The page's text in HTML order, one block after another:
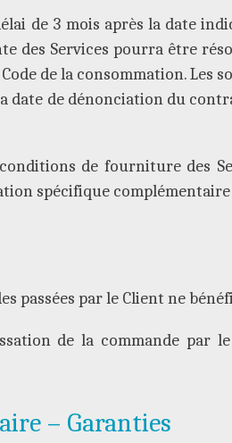
de 3 mois après la date
des Services pourra être
de la consommation. Les
de dénonciation du
de fourniture des
spécifique
passées par le Client ne
de la commande par
– Garanties